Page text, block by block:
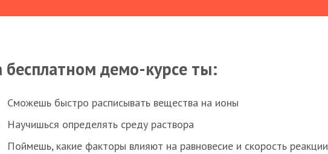
бесплатном демо-курсе ты:
Сможешь быстро расписывать вещества на ионы
Научишься определять среду раствора
Поймешь, какие факторы влияют на равновесие и скорость реакции